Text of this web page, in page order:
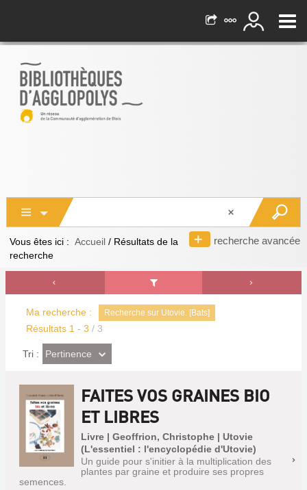
recherche avancée
Vous êtes ici : Accueil / Résultats de la
recherche
Ma recherche : Recherche sur Utovie. [Bats]
Résultats 1 - 3 / 3
Tri : (Effet
imédiat)
Pertinence
FAITES VOS GRAINES BIO
ET LIBRES
Livre | Geoffrion, Christophe | Utovie
(L'essentiel : l'encyclopédie d'Utovie)
Un guide pour s'initier à la multiplication des
plantes par graine et produire ses propres
semences.